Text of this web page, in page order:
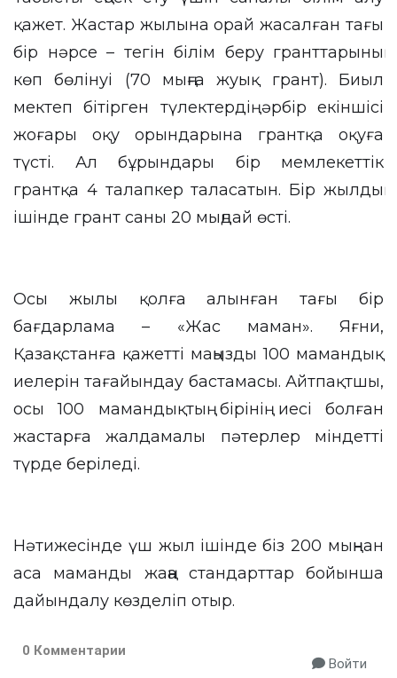
қажет. Жастар жылына орай жасалған тағы
бір нәрсе – тегін білім беру гранттарының
көп бөлінуі (70 мыңға жуық грант). Биыл
мектеп бітірген түлектердің әрбір екіншісі
жоғары оқу орындарына грантқа оқуға
түсті. Ал бұрындары бір мемлекеттік
грантқа 4 талапкер таласатын. Бір жылдың
ішінде грант саны 20 мыңдай өсті.
Осы жылы қолға алынған тағы бір
бағдарлама – «Жас маман». Яғни,
Қазақстанға қажетті маңызды 100 мамандық
иелерін тағайындау бастамасы. Айтпақтшы,
осы 100 мамандықтың бірінің иесі болған
жастарға жалдамалы пәтерлер міндетті
түрде беріледі.
Нәтижесінде үш жыл ішінде біз 200 мыңнан
аса маманды жаңа стандарттар бойынша
дайындалу көзделіп отыр.
0 Комментарии
Войти